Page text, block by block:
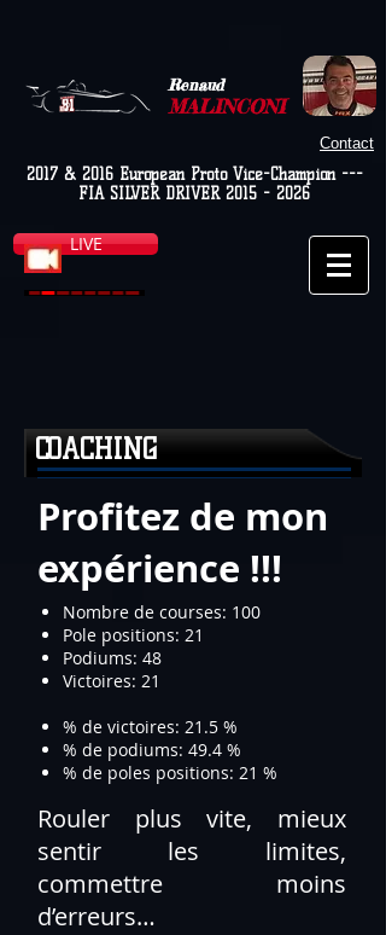
Renaud
MALINCONI
Contact
2017 & 2016 European Proto Vice-Champion ---
FIA SILVER DRIVER 2015 - 2026
LIVE
Profitez de mon
expérience !!!
Rouler plus vite, mieux
sentir les limites,
commettre moins
d’erreurs…
Nombre de courses: 100
Pole positions: 21
Podiums: 48
Victoires: 21
% de victoires: 21.5 %
% de podiums: 49.4 %
% de poles positions: 21 %​
COACHING